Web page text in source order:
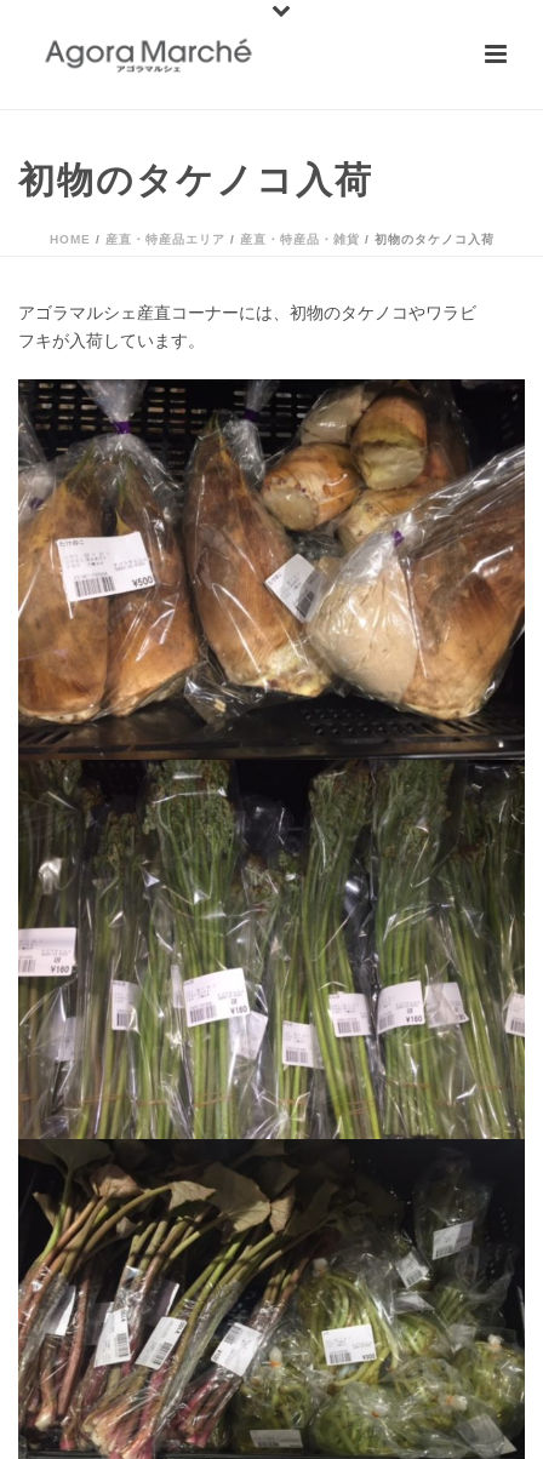
初物のタケノコ入荷
HOME / 産直・特産品エリア / 産直・特産品・雑貨 / 初物のタケノコ入荷
アゴラマルシェ産直コーナーには、初物のタケノコやワラビ
フキが入荷しています。